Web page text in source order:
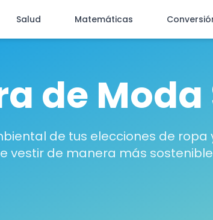
Salud Matemáticas
de
de tus elecciones de ropa
vestir de manera más